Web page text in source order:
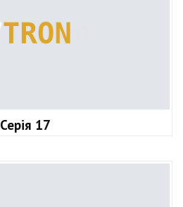
Серія 17